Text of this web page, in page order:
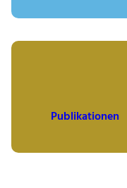
Publikationen